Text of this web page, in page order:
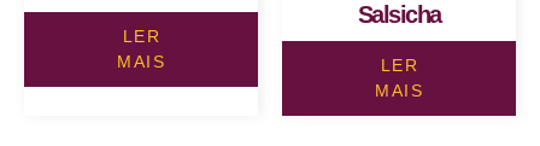
LER
MAIS
Salsicha
LER
MAIS